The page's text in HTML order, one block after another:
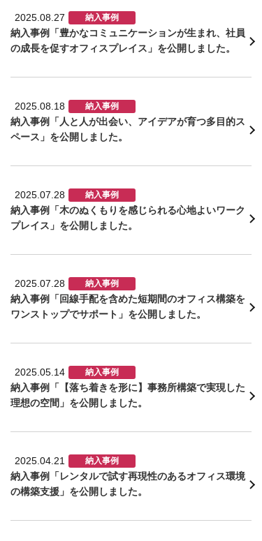
2025.08.27 納入事例
納入事例「豊かなコミュニケーションが生まれ、社員
の成長を促すオフィスプレイス」を公開しました。
2025.08.18 納入事例
納入事例「人と人が出会い、アイデアが育つ多目的ス
ペース」を公開しました。
2025.07.28 納入事例
納入事例「木のぬくもりを感じられる心地よいワーク
プレイス」を公開しました。
2025.07.28 納入事例
納入事例「回線手配を含めた短期間のオフィス構築を
ワンストップでサポート」を公開しました。
2025.05.14 納入事例
納入事例「【落ち着きを形に】事務所構築で実現した
理想の空間」を公開しました。
2025.04.21 納入事例
納入事例「レンタルで試す再現性のあるオフィス環境
の構築支援」を公開しました。